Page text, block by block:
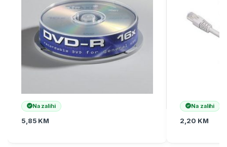
Na zalihi
5,85 KM
Na zalihi
2,20 KM